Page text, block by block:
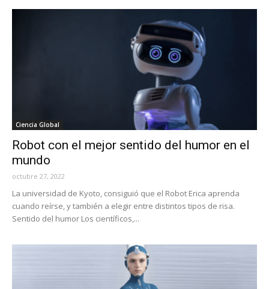
Ciencia Global
Robot con el mejor sentido del humor en el
mundo
octubre 27, 2022
La universidad de Kyoto, consiguió que el Robot Erica aprenda
cuando reírse, y también a elegir entre distintos tipos de risa.
Sentido del humor Los científicos,...